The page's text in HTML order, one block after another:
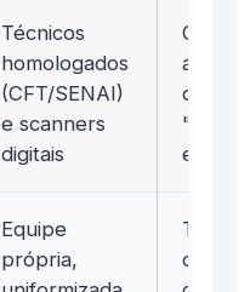
Técnicos
homologados
(CFT/SENAI)
e scanners
digitais
erro"
Equipe
própria,